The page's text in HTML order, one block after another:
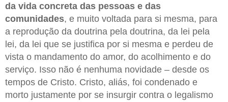
da vida concreta das pessoas e das
comunidades, e muito voltada para si mesma, para
a reprodução da doutrina pela doutrina, da lei pela
lei, da lei que se justifica por si mesma e perdeu de
vista o mandamento do amor, do acolhimento e do
serviço. Isso não é nenhuma novidade – desde os
tempos de Cristo. Cristo, aliás, foi condenado e
morto justamente por se insurgir contra o legalismo